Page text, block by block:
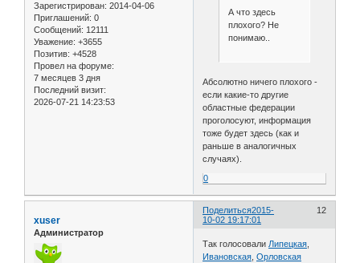
Зарегистрирован: 2014-04-06
Приглашений: 0
Сообщений: 12111
Уважение: +3655
Позитив: +4528
Провел на форуме:
7 месяцев 3 дня
Последний визит:
2026-07-21 14:23:53
А что здесь
плохого? Не
понимаю..
Абсолютно ничего плохого -
если какие-то другие
областные федерации
проголосуют, информация
тоже будет здесь (как и
раньше в аналогичных
случаях).
0
Поделиться 12
2015-
10-02 19:17:01
xuser
Администратор
Так голосовали Липецкая
Ивановская ,Орловская